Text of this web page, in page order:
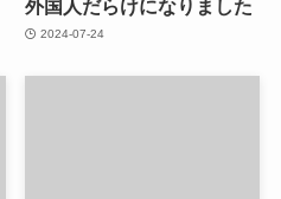
外国人だらけになりました
2024-07-24